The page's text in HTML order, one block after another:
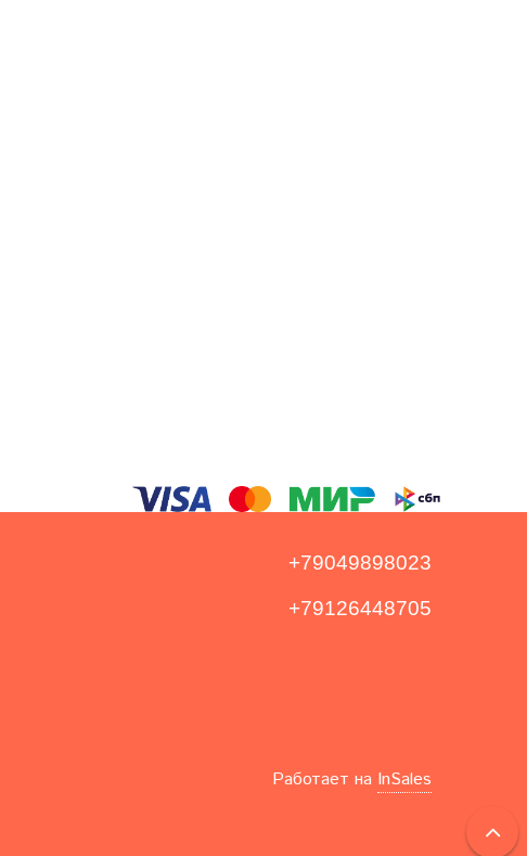
+79049898023
+79126448705
Работает на InSales